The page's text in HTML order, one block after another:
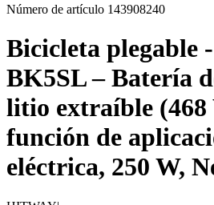
Número de artículo 143908240
Bicicleta plegable
BK5SL – Batería
litio extraíble (468
función de
eléctrica, 250 W,